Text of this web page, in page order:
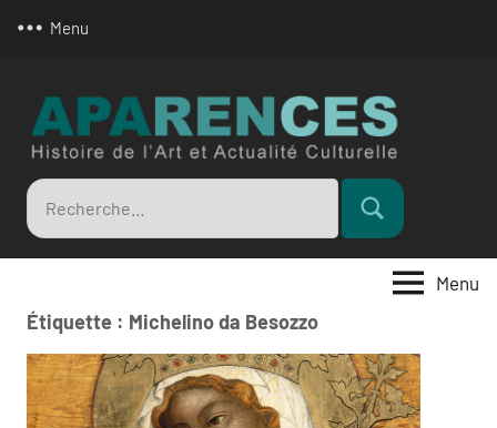
Menu
Recherche
pour
:
Rechercher
Menu
Étiquette : Michelino da Besozzo